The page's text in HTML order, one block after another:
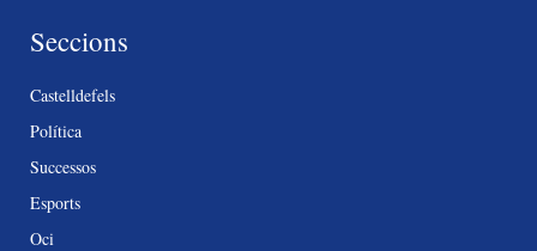
Seccions
Castelldefels
Política
Successos
Esports
Oci